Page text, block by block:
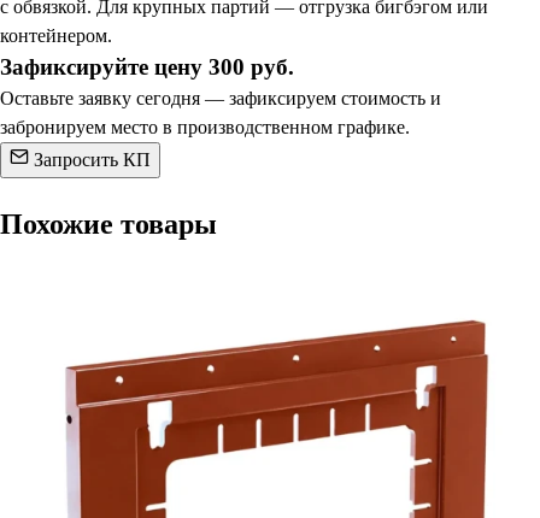
с обвязкой. Для крупных партий — отгрузка бигбэгом или
контейнером.
Зафиксируйте цену 300 руб.
Оставьте заявку сегодня — зафиксируем стоимость и
забронируем место в производственном графике.
Запросить КП
Похожие товары